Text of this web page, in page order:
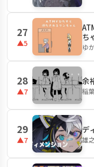
27
▲5
ち
ゆ
28
▲7
余
稲
29
▲7
デ
雄